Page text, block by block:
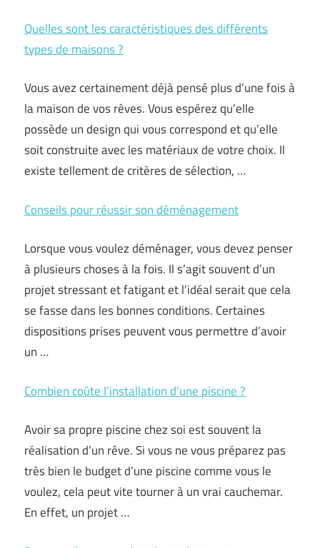
Quelles sont les caractéristiques des différents
types de maisons ?
Vous avez certainement déjà pensé plus d’une fois à
la maison de vos rêves. Vous espérez qu’elle
possède un design qui vous correspond et qu’elle
soit construite avec les matériaux de votre choix. Il
existe tellement de critères de sélection, …
Conseils pour réussir son déménagement
Lorsque vous voulez déménager, vous devez penser
à plusieurs choses à la fois. Il s’agit souvent d’un
projet stressant et fatigant et l’idéal serait que cela
se fasse dans les bonnes conditions. Certaines
dispositions prises peuvent vous permettre d’avoir
un …
Combien coûte l’installation d’une piscine ?
Avoir sa propre piscine chez soi est souvent la
réalisation d’un rêve. Si vous ne vous préparez pas
très bien le budget d’une piscine comme vous le
voulez, cela peut vite tourner à un vrai cauchemar.
En effet, un projet …